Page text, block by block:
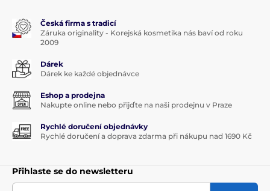
Česká firma s tradicí
Záruka originality - Korejská kosmetika nás baví od roku
2009
Dárek
Dárek ke každé objednávce
Eshop a prodejna
Nakupte online nebo přijďte na naši prodejnu v Praze
Rychlé doručení objednávky
Rychlé doručení a doprava zdarma při nákupu nad 1690 Kč
Přihlaste se do newsletteru